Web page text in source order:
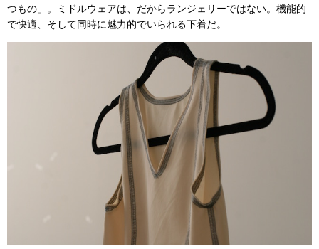
つもの」。ミドルウェアは、だからランジェリーではない。機能的
で快適、そして同時に魅力的でいられる下着だ。